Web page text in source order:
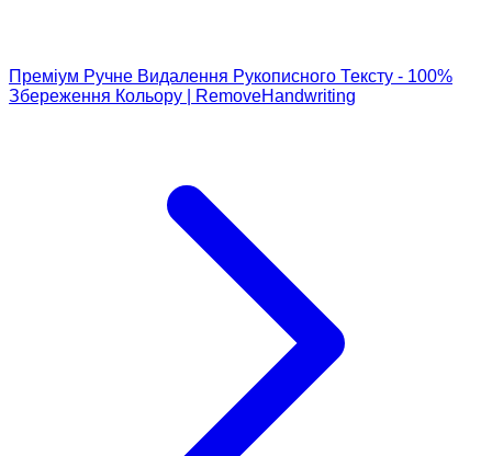
Преміум Ручне Видалення Рукописного Тексту - 100%
Збереження Кольору | RemoveHandwriting